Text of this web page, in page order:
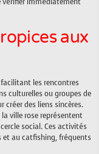
vérifier immédiatement
aux
les rencontres
culturelles ou groupes de
créer des liens sincères.
ville rose représentent
social. Ces activités
et au catfishing, fréquents